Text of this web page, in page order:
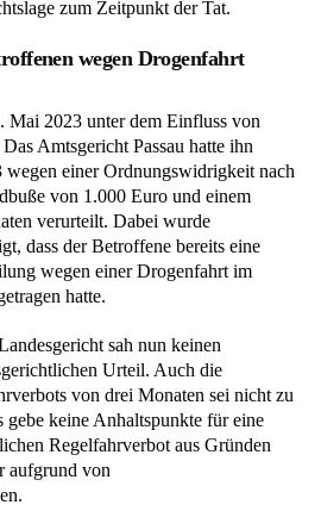
zum Zeitpunkt der Tat.
wegen Drogenfahrt
Mai 2023 unter dem Einfluss von
Amtsgericht Passau hatte ihn
wegen einer Ordnungswidrigkeit nach
von 1.000 Euro und einem
verurteilt. Dabei wurde
dass der Betroffene bereits eine
wegen einer Drogenfahrt im
hatte.
sah nun keinen
Urteil. Auch die
von drei Monaten sei nicht zu
gebe keine Anhaltspunkte für eine
Regelfahrverbot aus Gründen
aufgrund von